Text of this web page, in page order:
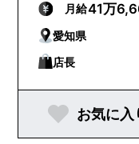
月給41万
愛知県
店長
お気に入